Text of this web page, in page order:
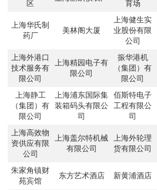
区
育场
上海华氏制
药厂
美林阁大厦
上海健生实
业股份有限
公司
上海外港口
技术服务有
限公司
上海精园电子有
限公司
振华港机
（集团）有
限公司
上海静工
（集团）有
限公司
上海浦东国际集
装箱码头有限公
司
佰斯特电子
工程有限公
司
上海高效物
资供应有限
公司
上海盖尔特机械
有限公司
上海外轮理
货有限公司
朱家角镇财
苑宾馆
东方艺术酒店 新黄浦酒店